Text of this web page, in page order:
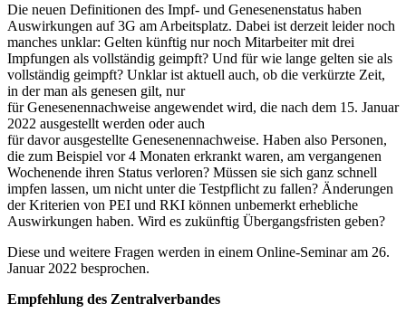
Die neuen Definitionen des Impf- und Genesenenstatus haben
Auswirkungen auf 3G am Arbeitsplatz. Dabei ist derzeit leider noch
manches unklar: Gelten künftig nur noch Mitarbeiter mit drei
Impfungen als vollständig geimpft? Und für wie lange gelten sie als
vollständig geimpft? Unklar ist aktuell auch, ob die verkürzte Zeit,
in der man als genesen gilt, nur
für Genesenennachweise angewendet wird, die nach dem 15. Januar
2022 ausgestellt werden oder auch
für davor ausgestellte Genesenennachweise. Haben also Personen,
die zum Beispiel vor 4 Monaten erkrankt waren, am vergangenen
Wochenende ihren Status verloren? Müssen sie sich ganz schnell
impfen lassen, um nicht unter die Testpflicht zu fallen? Änderungen
der Kriterien von PEI und RKI können unbemerkt erhebliche
Auswirkungen haben. Wird es zukünftig Übergangsfristen geben?
Diese und weitere Fragen werden in einem Online-Seminar am 26.
Januar 2022 besprochen.
Empfehlung des Zentralverbandes